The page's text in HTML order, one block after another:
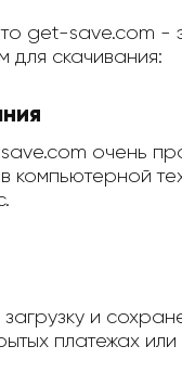
get-save.com -
скачивания:
очень
компьютерной
и
платежах или